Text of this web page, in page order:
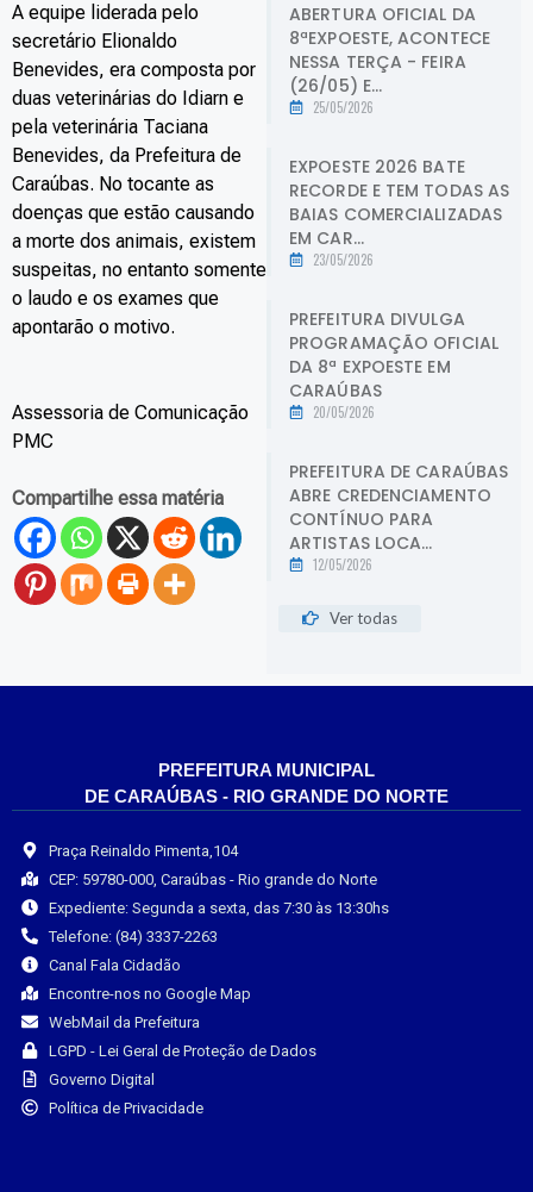
A equipe liderada pelo
secretário Elionaldo
Benevides, era composta por
duas veterinárias do Idiarn e
pela veterinária Taciana
Benevides, da Prefeitura de
Caraúbas. No tocante as
doenças que estão causando
a morte dos animais, existem
suspeitas, no entanto somente
o laudo e os exames que
apontarão o motivo.
Assessoria de Comunicação
PMC
Compartilhe essa matéria
ABERTURA OFICIAL DA
8ªEXPOESTE, ACONTECE
NESSA TERÇA - FEIRA
(26/05) E...
25/05/2026
EXPOESTE 2026 BATE
RECORDE E TEM TODAS AS
BAIAS COMERCIALIZADAS
EM CAR...
23/05/2026
PREFEITURA DIVULGA
PROGRAMAÇÃO OFICIAL
DA 8ª EXPOESTE EM
CARAÚBAS
20/05/2026
PREFEITURA DE CARAÚBAS
ABRE CREDENCIAMENTO
CONTÍNUO PARA
ARTISTAS LOCA...
12/05/2026
Ver todas
PREFEITURA MUNICIPAL
DE CARAÚBAS - RIO GRANDE DO NORTE
Praça Reinaldo Pimenta,104
CEP: 59780-000, Caraúbas - Rio grande do Norte
Expediente: Segunda a sexta, das 7:30 às 13:30hs
Telefone: (84) 3337-2263
Canal Fala Cidadão
Encontre-nos no Google Map
WebMail da Prefeitura
LGPD - Lei Geral de Proteção de Dados
Governo Digital
Política de Privacidade